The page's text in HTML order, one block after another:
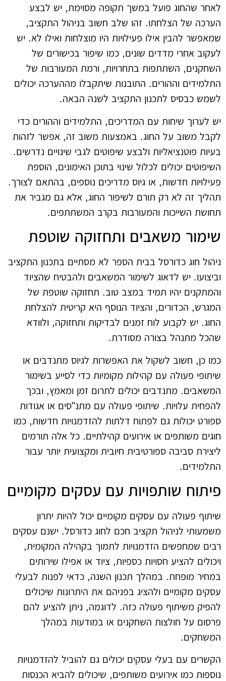
לאחר שהחוג פועל במשך תקופה מסוימת, יש לבצע
הערכה של הצלחתו. זהו שלב חשוב בניהול התקציב,
שמאפשר להבין אילו פעילויות היו מוצלחות ואילו לא. יש
לעקוב אחרי מדדים שונים, כמו שיפור בכישורים של
השחקנים, השתתפות בתחרויות, ורמת המעורבות של
התלמידים וההורים. התובנות שיתקבלו מההערכה יכולים
לשמש כבסיס לתכנון התקציב לשנה הבאה.
יש לערוך שיחות עם המדריכים, התלמידים וההורים כדי
לקבל משוב על החוג. באמצעות משוב זה, אפשר לזהות
בעיות פוטנציאליות ולבצע שיפוטים לגבי שינויים נדרשים.
השיפוטים יכולים לכלול שינוי בתוכן האימונים, הוספת
פעילויות חדשות, או גיוס מדריכים נוספים, בהתאם לצורך.
תהליך זה לא רק תורם לשיפור החוג, אלא גם מגביר את
תחושת השייכות והמעורבות בקרב המשתתפים.
שימור משאבים ותחזוקה שוטפת
ניהול חוג כדורסל בבית הספר לא מסתיים בתכנון התקציב
וביצועו. יש לדאוג לשימור המשאבים ולהבטיח שהציוד
והמתקנים יהיו תמיד במצב טוב. תחזוקה שוטפת של
המגרש, הכדורים, והציוד הנוסף היא קריטית להצלחת
החוג. יש לקבוע לוח זמנים לבדיקות ותחזוקה, ולוודא
שהכל מתנהל בצורה מסודרת.
כמו כן, חשוב לשקול את האפשרות לגיוס מתנדבים או
שיתופי פעולה עם קהילות מקומיות כדי לסייע בשימור
המשאבים. מתנדבים יכולים לתרום זמן ומאמץ, ובכך
להפחית עלויות. שיתופי פעולה עם מתנ"סים או אגודות
ספורט יכולות גם לפתוח דלתות להזדמנויות חדשות, כמו
חוגים משותפים או אירועים קהילתיים. כל אלה תורמים
ליצירת סביבה ספורטיבית חיובית ומקצועית יותר עבור
התלמידים.
פיתוח שותפויות עם עסקים מקומיים
שיתוף פעולה עם עסקים מקומיים יכול להיות יתרון
משמעותי לניהול תקציב חכם לחוג כדורסל. ישנם עסקים
רבים שמחפשים הזדמנויות לתמוך בקהילה המקומית,
ויכולים להציע חסויות כספיות, ציוד או אפילו שירותים
במחיר מופחת. במהלך תכנון השנה, כדאי לפנות לבעלי
עסקים מקומיים ולהציג בפניהם את היתרונות שיכולים
להפיק משיתוף פעולה כזה. לדוגמה, ניתן להציע להם
פרסום על חולצות השחקנים או במודעות במהלך
המשחקים.
הקשרים עם בעלי עסקים יכולים גם להוביל להזדמנויות
נוספות כמו אירועים משותפים, שיכולים להביא הכנסות